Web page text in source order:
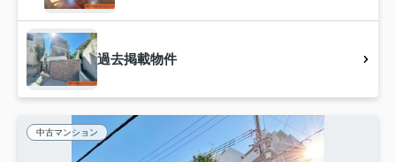
過去掲載物件
中古マンション